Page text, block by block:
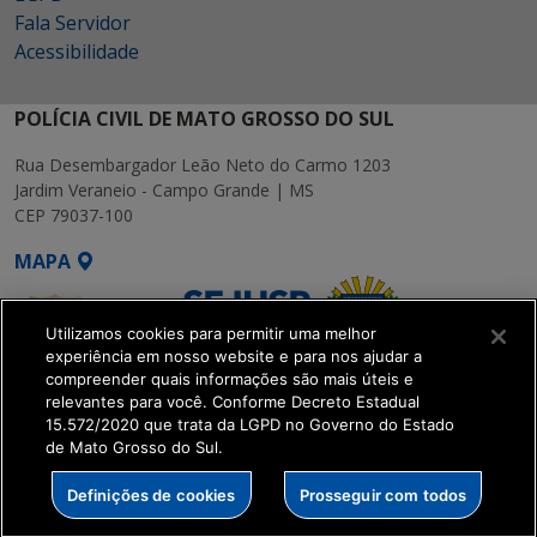
Fala Servidor
Acessibilidade
POLÍCIA CIVIL DE MATO GROSSO DO SUL
Rua Desembargador Leão Neto do Carmo 1203
Jardim Veraneio - Campo Grande | MS
CEP 79037-100
MAPA
SETDIG | Secretaria-
Executiva de
Transformação Digital
Utilizamos cookies para permitir uma melhor
experiência em nosso website e para nos ajudar a
compreender quais informações são mais úteis e
relevantes para você. Conforme Decreto Estadual
15.572/2020 que trata da LGPD no Governo do Estado
de Mato Grosso do Sul.
Definições de cookies Prosseguir com todos